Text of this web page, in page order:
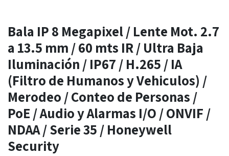
Bala IP 8 Megapixel / Lente Mot. 2.7
a 13.5 mm / 60 mts IR / Ultra Baja
Iluminación / IP67 / H.265 / IA
(Filtro de Humanos y Vehiculos) /
Merodeo / Conteo de Personas /
PoE / Audio y Alarmas I/O / ONVIF /
NDAA / Serie 35 / Honeywell
Security